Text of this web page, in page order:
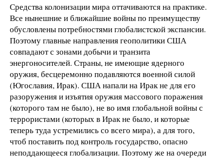
Средства колонизации мира оттачиваются на практике.
Все нынешние и ближайшие войны по преимуществу
обусловлены потребностями глобалистской экспансии.
Поэтому главные направления геополитики США
совпадают с зонами добычи и транзита
энергоносителей. Страны, не имеющие ядерного
оружия, бесцеремонно подавляются военной силой
(Югославия, Ирак). США напали на Ирак не для его
разоружения и изъятия оружия массового поражения
(которого там не было), не во имя глобальной войны с
террористами (которых в Ирак не было, и которые
теперь туда устремились со всего мира), а для того,
чтоб поставить под контроль государство, опасно
неподдающееся глобализации. Поэтому же на очереди